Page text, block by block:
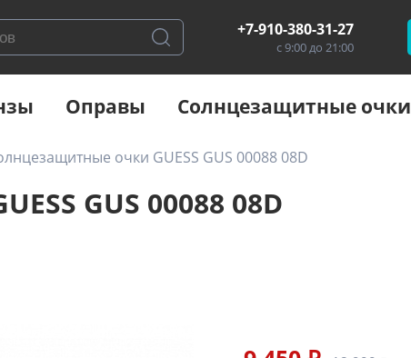
+7-910-380-31-27
с 9:00 до 21:00
Оправы Солнцезащитные очки
очки GUESS GUS 00088 08D
GUS 00088 08D